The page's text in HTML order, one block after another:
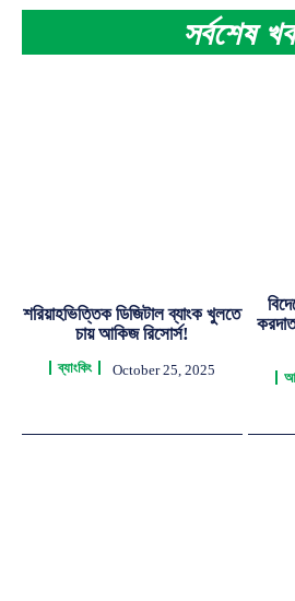
সর্বশেষ
শরিয়াহভিত্তিক ডিজিটাল ব্যাংক খুলতে
চায় আকিজ রিসোর্স!
ব্যাংকিং October 25, 2025